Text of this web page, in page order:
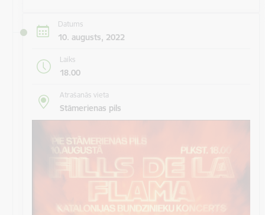
Datums
10. augusts, 2022
Laiks
18.00
Atrašanās vieta
Stāmerienas pils